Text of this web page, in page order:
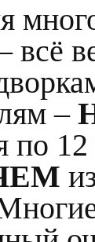
всё
–
по